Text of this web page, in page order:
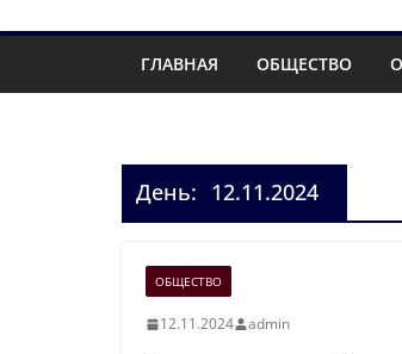
ГЛАВНАЯ ОБЩЕСТВО
День: 12.11.2024
ОБЩЕСТВО
12.11.2024 admin